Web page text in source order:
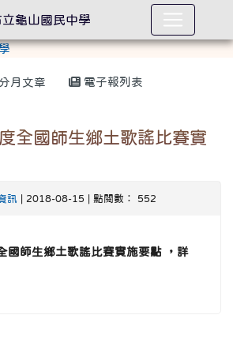
分月文章 電子報列表
全國師生鄉土歌謠比賽實
訊| 2018-08-15 | 點閱數： 552
國師生鄉土歌謠比賽實施要點 ，詳
立龜山國民中學